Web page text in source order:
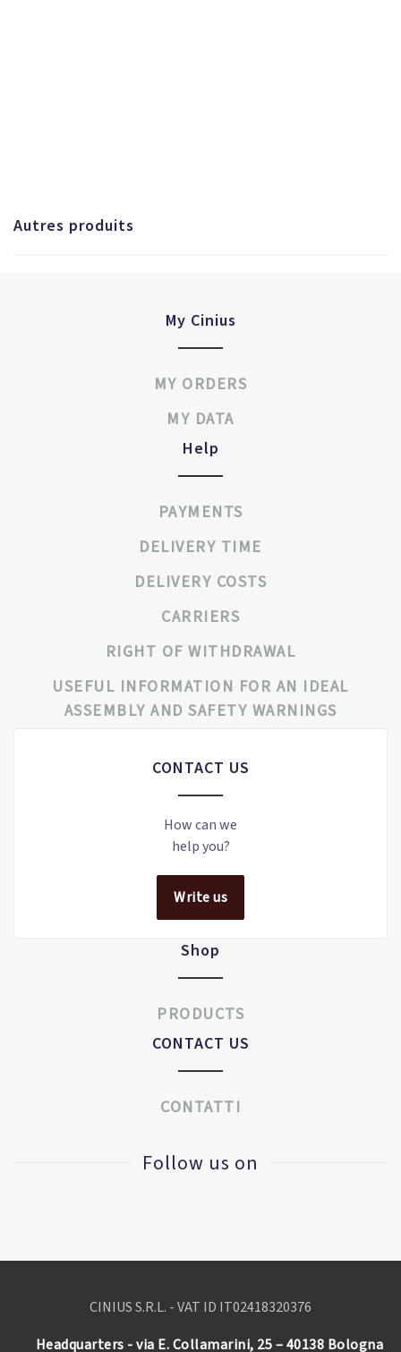
Autres produits
My Cinius
MY ORDERS
MY DATA
Help
PAYMENTS
DELIVERY TIME
DELIVERY COSTS
CARRIERS
RIGHT OF WITHDRAWAL
USEFUL INFORMATION FOR AN IDEAL
ASSEMBLY AND SAFETY WARNINGS
CONTACT US
How can we
help you?
Write us
Shop
PRODUCTS
CONTACT US
CONTATTI
Follow us on
CINIUS S.R.L. - VAT ID IT02418320376
Headquarters - via E. Collamarini, 25 – 40138 Bologna